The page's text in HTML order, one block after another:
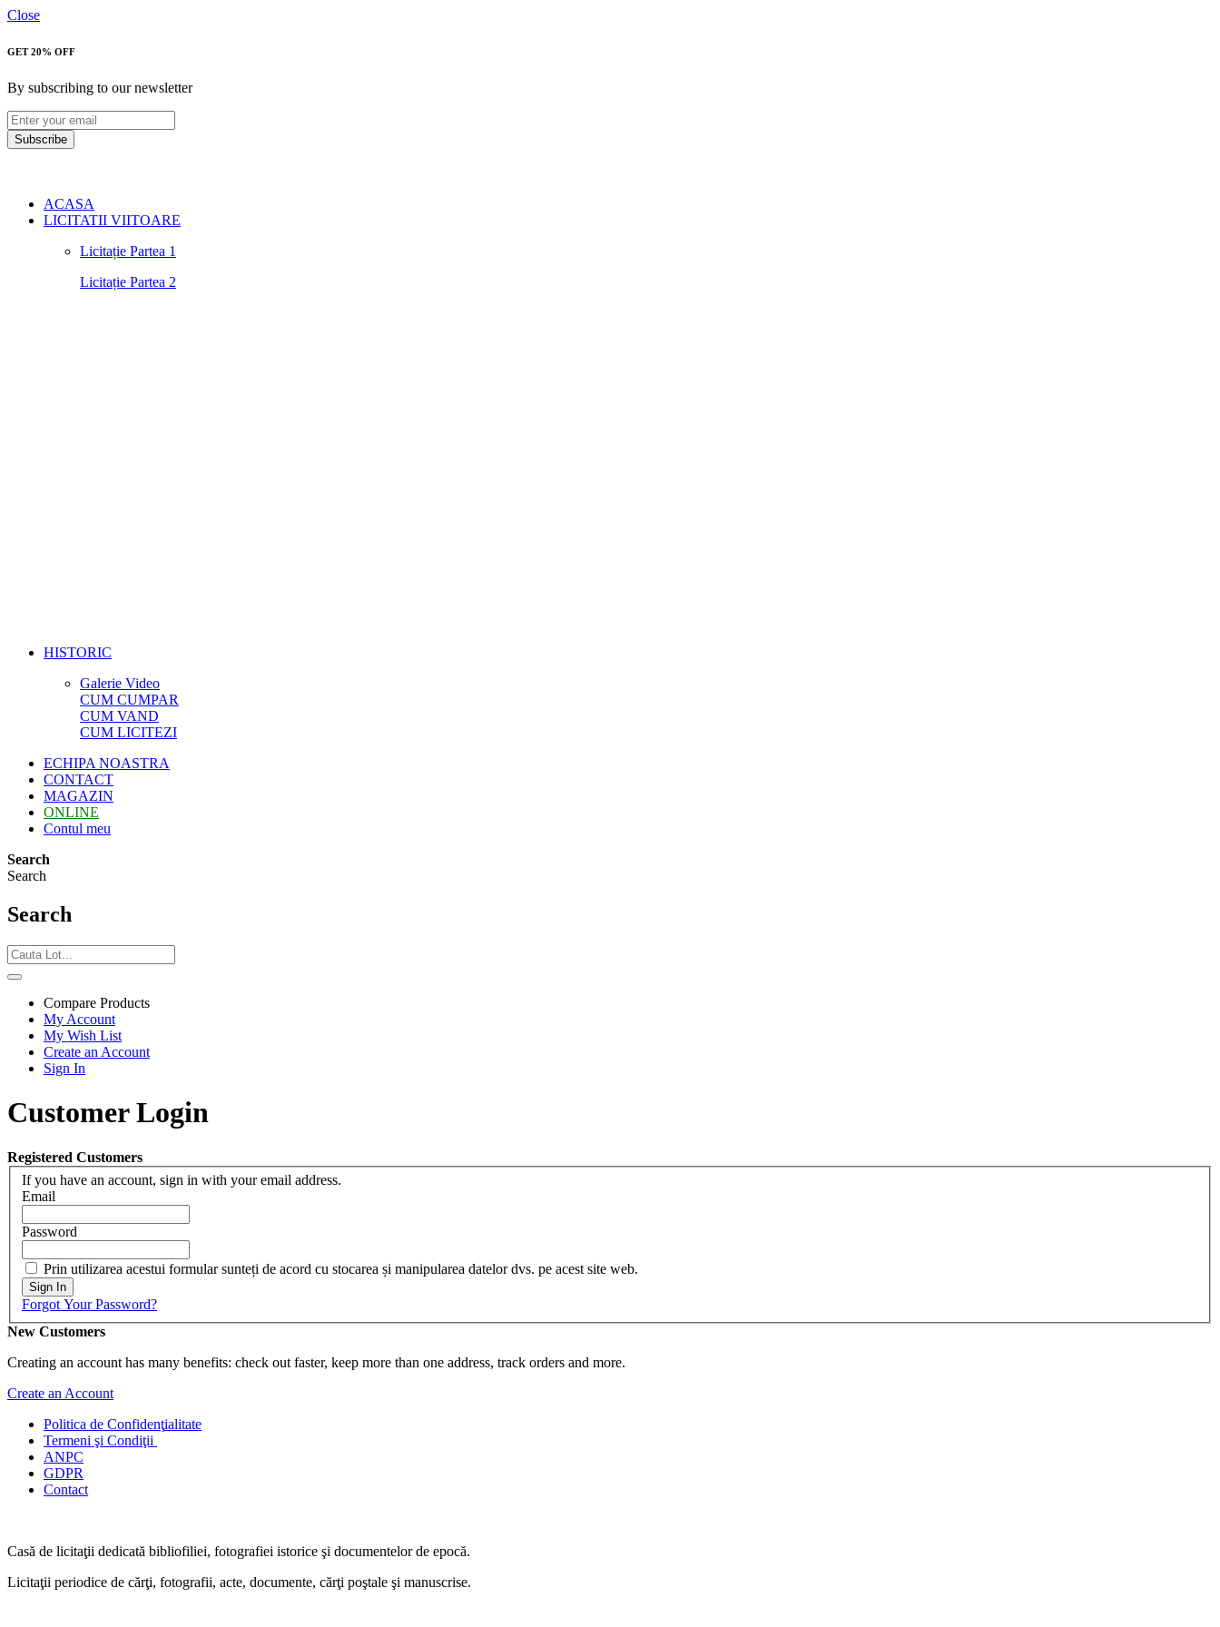
Close
GET 20% OFF
By subscribing to our newsletter
Subscribe
ACASA
LICITATII VIITOARE
Licitație Partea 1
Licitație Partea 2
HISTORIC
Galerie Video
CUM CUMPAR
CUM VAND
CUM LICITEZI
ECHIPA NOASTRA
CONTACT
MAGAZIN
ONLINE
Contul meu
Search
Search
Search
Compare Products
My Account
My Wish List
Create an Account
Sign In
Customer Login
Registered Customers
If you have an account, sign in with your email address.
Email
Password
Prin utilizarea acestui formular sunteți de acord cu stocarea și manipularea datelor dvs. pe acest site web.
Sign In
Forgot Your Password?
New Customers
Creating an account has many benefits: check out faster, keep more than one address, track orders and more.
Create an Account
Politica de Confidenţialitate
Termeni şi Condiţii
ANPC
GDPR
Contact
Casă de licitaţii dedicată bibliofiliei, fotografiei istorice şi documentelor de epocă.
Licitaţii periodice de cărţi, fotografii, acte, documente, cărţi poştale şi manuscrise.